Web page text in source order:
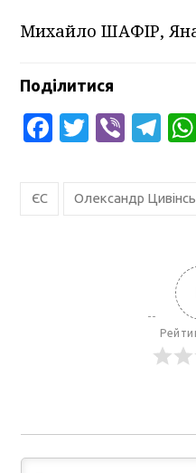
Михайло ШАФІР,
Поділитися
Facebook
Twitter
Viber
ЄС Олександр